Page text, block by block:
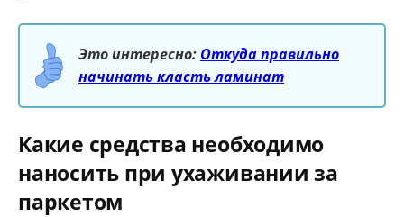
Это интересно: Откуда правильно
начинать класть ламинат
Какие средства необходимо
наносить при ухаживании за
паркетом